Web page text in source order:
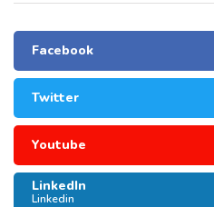
Facebook
Twitter
Youtube
LinkedIn
Linkedin